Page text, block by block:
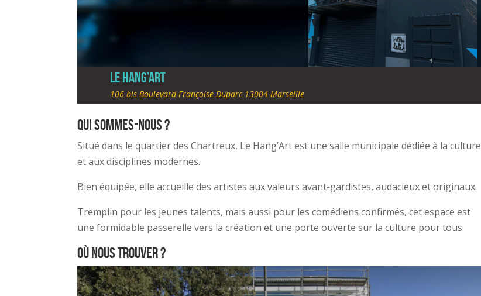
Le Hang’Art
106 bis Boulevard Françoise Duparc 13004 Marseille
Qui sommes-nous ?
Situé dans le quartier des Chartreux, Le Hang’Art est une salle municipale dédiée à la culture
et aux disciplines modernes.
Bien équipée, elle accueille des artistes aux valeurs avant-gardistes, audacieux et originaux.
Tremplin pour les jeunes talents, mais aussi pour les comédiens confirmés, cet espace est
une formidable passerelle vers la création et une porte ouverte sur la culture pour tous.
Où nous trouver ?